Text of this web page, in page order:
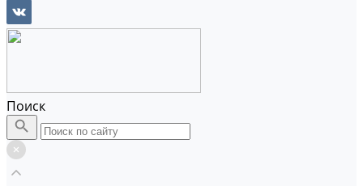
Поиск